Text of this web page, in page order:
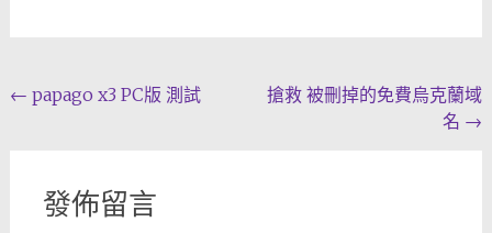
Post
← papago x3 PC版 測試
搶救 被刪掉的免費烏克蘭域
名 →
發佈留言